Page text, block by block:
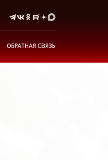
ОБРАТНАЯ СВЯЗЬ